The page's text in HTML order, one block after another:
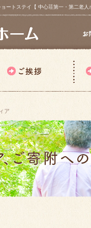
ートステイ【 中心荘第一・第二
ア